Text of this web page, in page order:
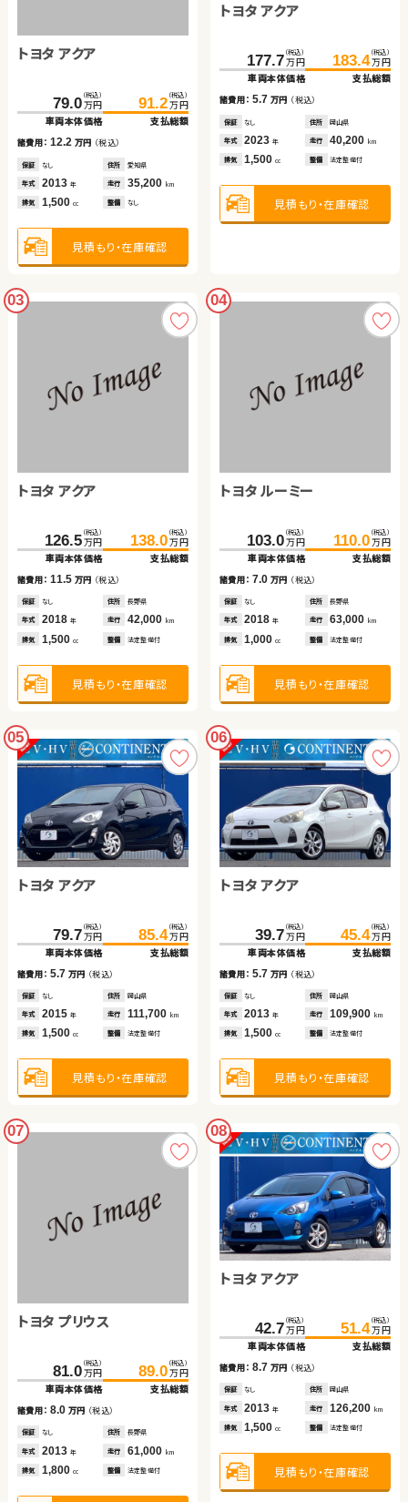
トヨタ アクア
79.0 （税込）
万円
車両本体価格
91.2 （税込）
万円
支払総額
諸費用：12.2 万円 （税込）
保証 なし 住所 愛知県
年式 2013 年 走行 35,200 km
排気 1,500 cc 整備 なし
見積もり・在庫確認
トヨタ アクア
177.7 （税込）
万円
車両本体価格
183.4 （税込）
万円
支払総額
諸費用：5.7 万円 （税込）
保証 なし 住所 岡山県
年式 2023 年 走行 40,200 km
排気 1,500 cc 整備 法定整備付
見積もり・在庫確認
03
トヨタ アクア
126.5 （税込）
万円
車両本体価格
138.0 （税込）
万円
支払総額
諸費用：11.5 万円 （税込）
保証 なし 住所 長野県
年式 2018 年 走行 42,000 km
排気 1,500 cc 整備 法定整備付
見積もり・在庫確認
04
トヨタ ルーミー
103.0 （税込）
万円
車両本体価格
110.0 （税込）
万円
支払総額
諸費用：7.0 万円 （税込）
保証 なし 住所 長野県
年式 2018 年 走行 63,000 km
排気 1,000 cc 整備 法定整備付
見積もり・在庫確認
05
トヨタ アクア
79.7 （税込）
万円
車両本体価格
85.4 （税込）
万円
支払総額
諸費用：5.7 万円 （税込）
保証 なし 住所 岡山県
年式 2015 年 走行 111,700 km
排気 1,500 cc 整備 法定整備付
見積もり・在庫確認
06
トヨタ アクア
39.7 （税込）
万円
車両本体価格
45.4 （税込）
万円
支払総額
諸費用：5.7 万円 （税込）
保証 なし 住所 岡山県
年式 2013 年 走行 109,900 km
排気 1,500 cc 整備 法定整備付
見積もり・在庫確認
07
トヨタ プリウス
81.0 （税込）
万円
車両本体価格
89.0 （税込）
万円
支払総額
諸費用：8.0 万円 （税込）
保証 なし 住所 長野県
年式 2013 年 走行 61,000 km
排気 1,800 cc 整備 法定整備付
08
トヨタ アクア
42.7 （税込）
万円
車両本体価格
51.4 （税込）
万円
支払総額
諸費用：8.7 万円 （税込）
保証 なし 住所 岡山県
年式 2013 年 走行 126,200 km
排気 1,500 cc 整備 法定整備付
見積もり・在庫確認